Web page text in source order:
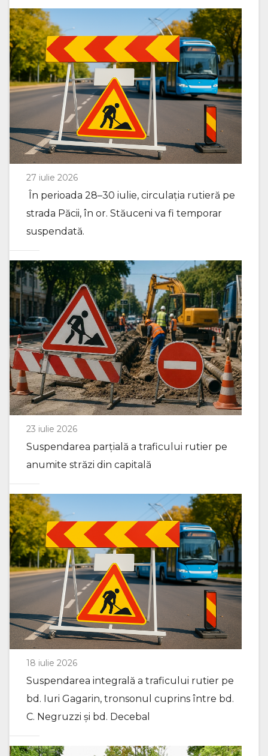
27 iulie 2026
În perioada 28–30 iulie, circulația rutieră pe
strada Păcii, în or. Stăuceni va fi temporar
suspendată.
23 iulie 2026
Suspendarea parțială a traficului rutier pe
anumite străzi din capitală
18 iulie 2026
Suspendarea integrală a traficului rutier pe
bd. Iuri Gagarin, tronsonul cuprins între bd.
C. Negruzzi și bd. Decebal